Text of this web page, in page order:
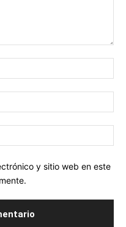
y sitio web en este